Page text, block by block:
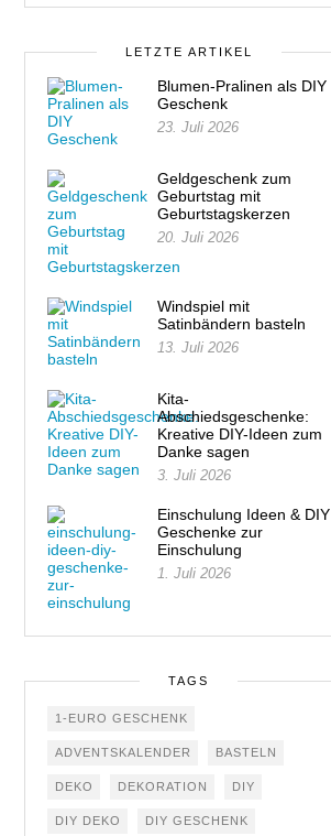
LETZTE ARTIKEL
Blumen-Pralinen als DIY
Geschenk
23. Juli 2026
Geldgeschenk zum
Geburtstag mit
Geburtstagskerzen
20. Juli 2026
Windspiel mit
Satinbändern basteln
13. Juli 2026
Kita-
Abschiedsgeschenke:
Kreative DIY-Ideen zum
Danke sagen
3. Juli 2026
Einschulung Ideen & DIY
Geschenke zur
Einschulung
1. Juli 2026
TAGS
1-EURO GESCHENK
ADVENTSKALENDER BASTELN
DEKO DEKORATION DIY
DIY DEKO DIY GESCHENK